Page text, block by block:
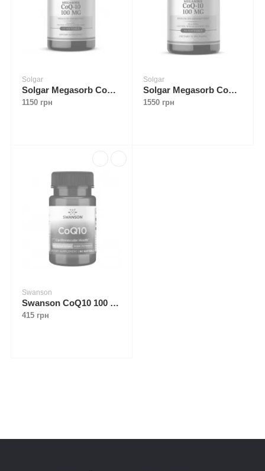
Solgar
Solgar Megasorb CoQ-10 100 mg 60 softgels
1150 грн
Solgar
Solgar Megasorb CoQ-10 100 mg 90 softgels
1550 грн
Swanson
Swanson CoQ10 100 mg 50 softgels
415 грн